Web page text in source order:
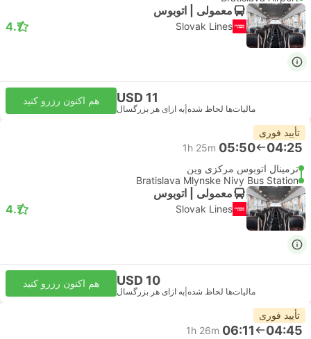
معمولی | اتوبوس
Slovak Lines
4.7
USD 11
مالیات‌ها لحاظ شده به ازای هر بزرگسال
هم اکنون رزرو کنید
تأیید فوری
04:25
05:50
1h 25m
ترمینال اتوبوس مرکزی وین
Bratislava Mlynske Nivy Bus Station
معمولی | اتوبوس
Slovak Lines
4.7
USD 10
مالیات‌ها لحاظ شده به ازای هر بزرگسال
هم اکنون رزرو کنید
تأیید فوری
04:45
06:11
1h 26m